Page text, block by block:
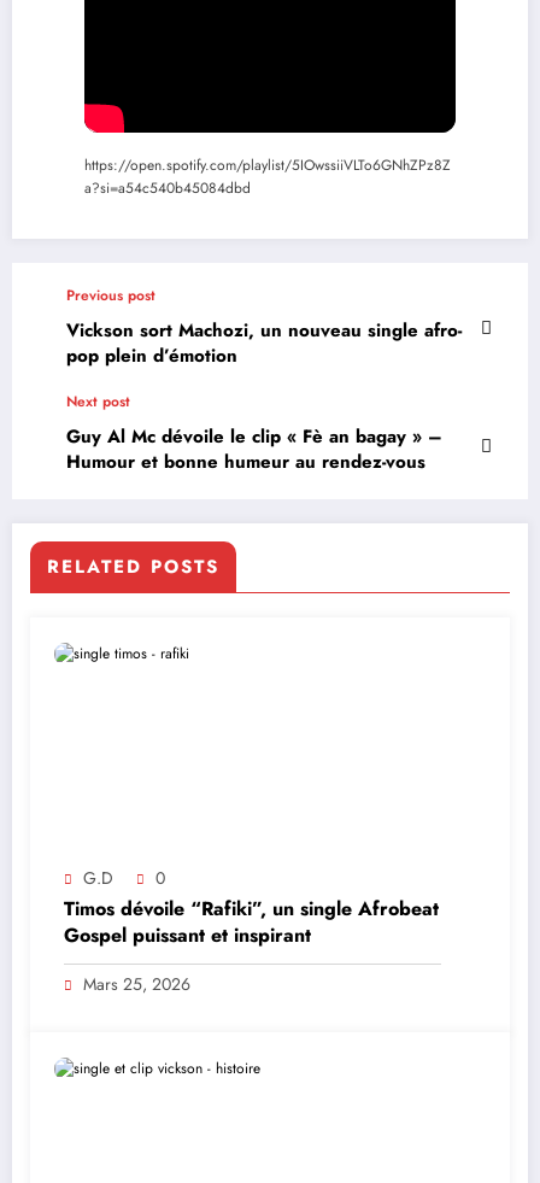
https://open.spotify.com/playlist/5IOwssiiVLTo6GNhZPz8Z
a?si=a54c540b45084dbd
Previous post
Vickson sort Machozi, un nouveau single afro-
pop plein d’émotion
Next post
Guy Al Mc dévoile le clip « Fè an bagay » –
Humour et bonne humeur au rendez-vous
RELATED POSTS
G.D 0
Timos dévoile “Rafiki”, un single Afrobeat
Gospel puissant et inspirant
Mars 25, 2026